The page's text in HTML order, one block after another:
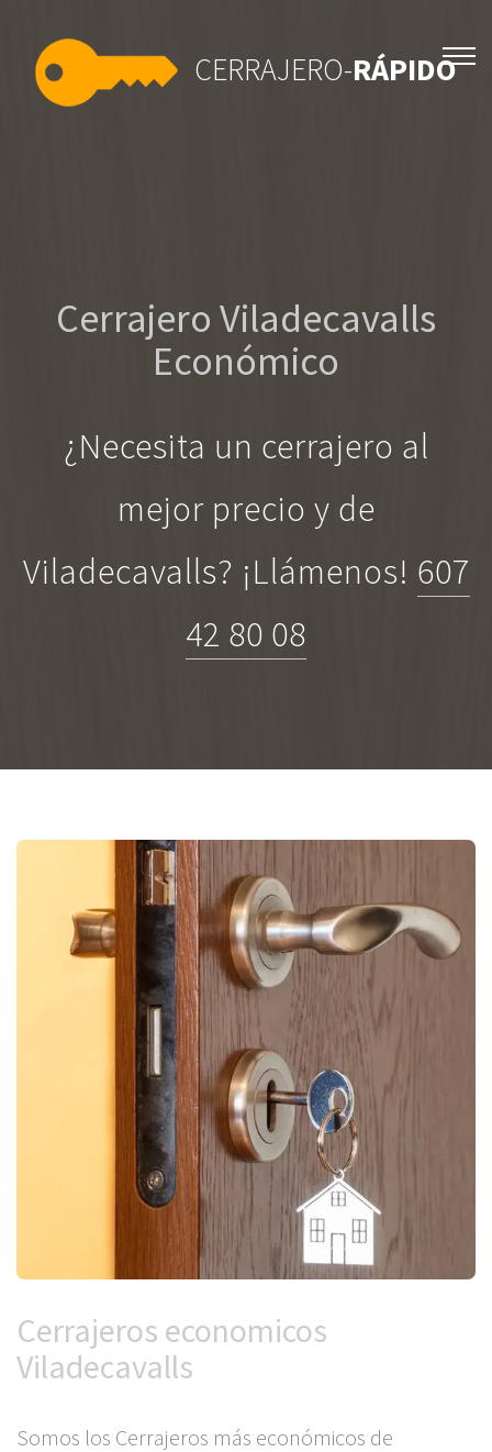
CERRAJERO-RÁPIDO
Cerrajero Viladecavalls
Económico
¿Necesita un cerrajero al
mejor precio y de
Viladecavalls? ¡Llámenos! 607
42 80 08
Cerrajeros economicos
Viladecavalls
Somos los Cerrajeros más económicos de